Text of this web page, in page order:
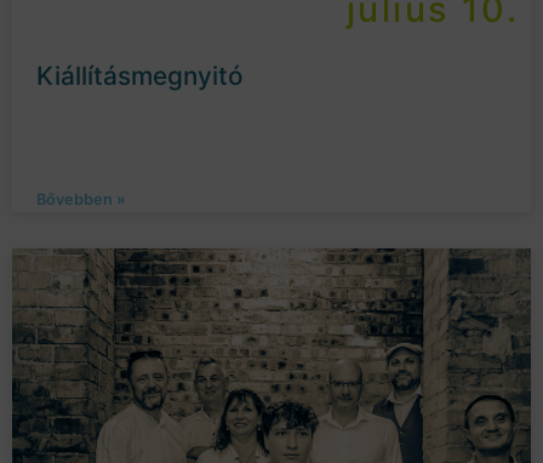
július 10.
Kiállításmegnyitó
Bővebben »